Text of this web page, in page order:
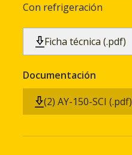
Con refrigeración
Ficha técnica (.pdf)
Documentación
(2) AY-150-SCI (.pdf)